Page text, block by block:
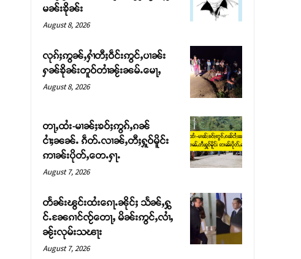
မၼ်းၶိုၼ်း
August 8, 2026
လုၵ်ႈဢွၼ်ႇႁၢႆတီႈဝဵင်းဢွင်ႇပၢၼ်း
ႁၼ်ၶိုၼ်းတူဝ်တၢႆၼႂ်းၼမ်ႉမေႃႇ
August 8, 2026
တႃႇထႆး-မၢၼ်ႈၶဝ်ႈဢွၵ်ႇၵၼ်
ငၢႆႈၼၼ်ႉ ၵဵတ်ႉလၢၼ်ႇတီႈႁူဝ်မိူင်း
ဢၢၼ်းပိုတ်ႇတေႉႁႃႉ
August 7, 2026
တႅၼ်းၽွင်းထႆးၵေႃႉၼိုင်ႈ သႅၼ်ႇႁွ
င်ႉၼႄၵၢင်ၸႂ်တေႃႇ မိၼ်းဢွင်ႇလၢႆႇ
ၼႂ်းလုမ်းသၽႃး
August 7, 2026